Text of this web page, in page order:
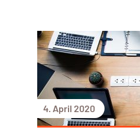
4. April 2020